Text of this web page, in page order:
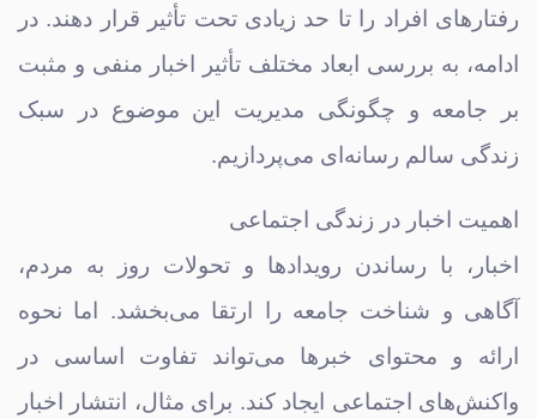
رفتارهای افراد را تا حد زیادی تحت تأثیر قرار دهند. در
ادامه، به بررسی ابعاد مختلف تأثیر اخبار منفی و مثبت
بر جامعه و چگونگی مدیریت این موضوع در سبک
زندگی سالم رسانه‌ای می‌پردازیم.
اهمیت اخبار در زندگی اجتماعی
اخبار، با رساندن رویدادها و تحولات روز به مردم،
آگاهی و شناخت جامعه را ارتقا می‌بخشد. اما نحوه
ارائه و محتوای خبرها می‌تواند تفاوت اساسی در
واکنش‌های اجتماعی ایجاد کند. برای مثال، انتشار اخبار